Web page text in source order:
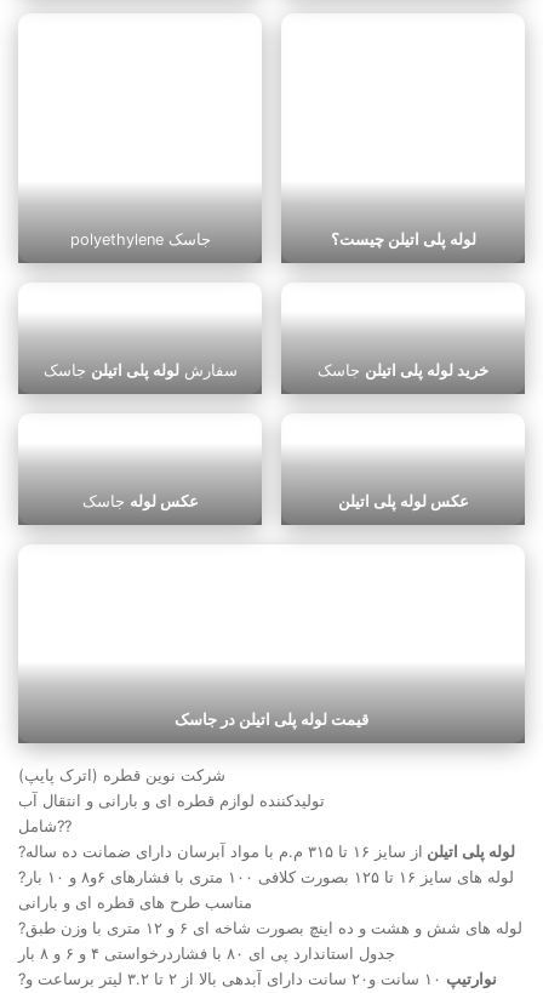
polyethylene جاسک لوله پلی اتیلن چیست؟
سفارشلوله پلی اتیلن جاسک خرید لوله پلی اتیلن جاسک
عکس لوله جاسک عکس لوله پلی اتیلن
قیمت لوله پلی اتیلن در جاسک
شرکت نوین قطره (اترک پایپ)
تولیدکننده لوازم قطره ای و بارانی و انتقال آب
شامل??
?
لوله پلی اتیلن از سایز ۱۶ تا ۳۱۵ م.م با مواد آبرسان دارای ضمانت ده ساله
?لوله های سایز ۱۶ تا ۱۲۵ بصورت کلافی ۱۰۰ متری با فشارهای ۶و۸ و ۱۰ بار
مناسب طرح های قطره ای و بارانی
?لوله های شش و هشت و ده اینچ بصورت شاخه ای ۶ و ۱۲ متری با وزن طبق
جدول استاندارد پی ای ۸۰ با فشاردرخواستی ۴ و ۶ و ۸ بار
?
نوارتیپ
۱۰ سانت و۲۰ سانت دارای آبدهی بالا از ۲ تا ۳.۲ لیتر برساعت و